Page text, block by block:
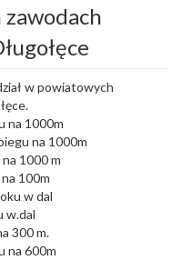
w powiatowych
na 1000m
na 1000m
1000 m
100m
w dal
w.dal
300 m.
na 600m